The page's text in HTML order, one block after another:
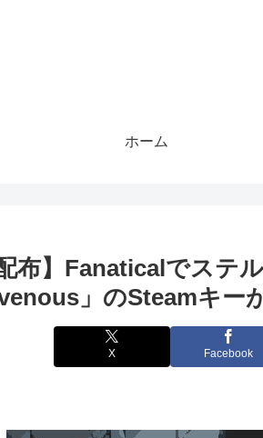
ホーム
配布】Fanaticalでステ
」のSteamキー
X Facebook